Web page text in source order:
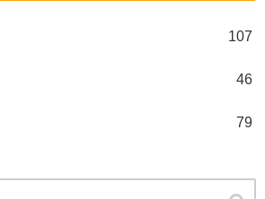
107
46
79